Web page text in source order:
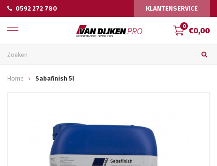
0592 272 780 KLANTENSERVICE
0 €0,00
Home Sabafinish 5l